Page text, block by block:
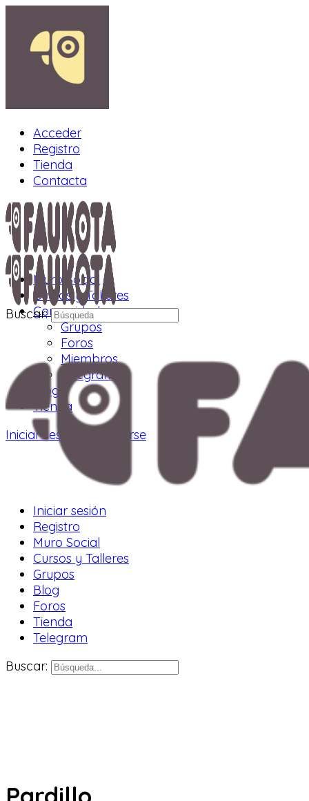
Acceder
Registro
Tienda
Contacta
Muro Social
Cursos y Talleres
Comunidad
Grupos
Foros
Miembros
Telegram
Blog
Tienda
Iniciar sesión
Registrarse
Buscar:
Iniciar sesión
Registro
Muro Social
Cursos y Talleres
Grupos
Blog
Foros
Tienda
Telegram
Buscar: